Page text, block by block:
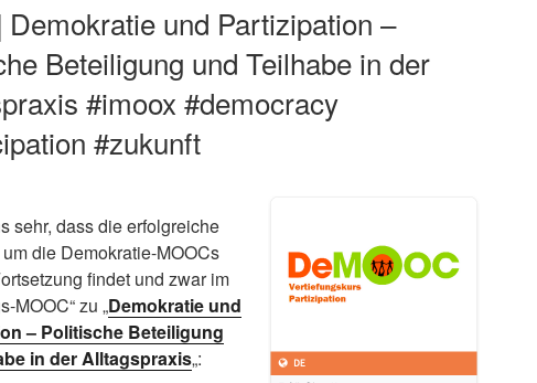
Demokratie und Partizipation –
Beteiligung und Teilhabe in der
#imoox #democracy
#zukunft
sehr, dass die erfolgreiche
die Demokratie-MOOCs
findet und zwar im
MOOC“ zu „Demokratie und
– Politische Beteiligung
in der Alltagspraxis„: